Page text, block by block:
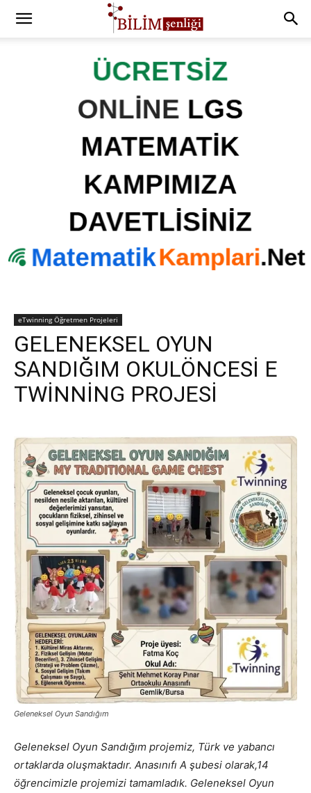
eTwinning Öğretmen Projeleri
GELENEKSEL OYUN
SANDIĞIM OKULÖNCESİ E
TWİNNİNG PROJESİ
Geleneksel Oyun Sandığım
Geleneksel Oyun Sandığım projemiz, Türk ve yabancı
ortaklarda oluşmaktadır. Anasınıfı A şubesi olarak,14
öğrencimizle projemizi tamamladık. Geleneksel Oyun